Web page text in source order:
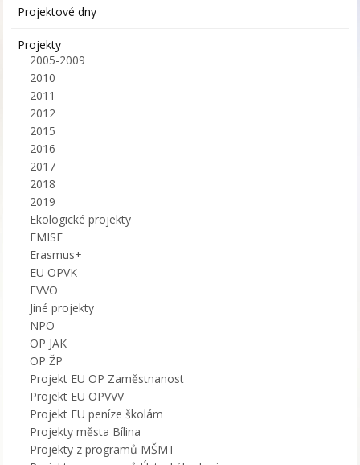
Projektové dny
Projekty
2005-2009
2010
2011
2012
2015
2016
2017
2018
2019
Ekologické projekty
EMISE
Erasmus+
EU OPVK
EVVO
Jiné projekty
NPO
OP JAK
OP ŽP
Projekt EU OP Zaměstnanost
Projekt EU OPVVV
Projekt EU peníze školám
Projekty města Bílina
Projekty z programů MŠMT